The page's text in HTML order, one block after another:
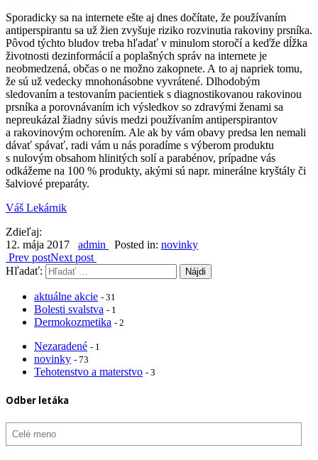
Sporadicky sa na internete ešte aj dnes dočítate, že používaním
antiperspirantu sa už žien zvyšuje riziko rozvinutia rakoviny prsníka.
Pôvod týchto bludov treba hľadať v minulom storočí a keďže dĺžka
životnosti dezinformácií a poplašných správ na internete je
neobmedzená, občas o ne možno zakopnete. A to aj napriek tomu,
že sú už vedecky mnohonásobne vyvrátené. Dlhodobým
sledovaním a testovaním pacientiek s diagnostikovanou rakovinou
prsníka a porovnávaním ich výsledkov so zdravými ženami sa
nepreukázal žiadny súvis medzi používaním antiperspirantov
a rakovinovým ochorením. Ale ak by vám obavy predsa len nemali
dávať spávať, radi vám u nás poradíme s výberom produktu
s nulovým obsahom hlinitých solí a parabénov, prípadne vás
odkážeme na 100 % produkty, akými sú napr. minerálne kryštály či
šalviové preparáty.
Váš Lekárnik
Zdieľaj:
12. mája 2017
admin Posted in: novinky
Prev postNext post
Hľadať:
aktuálne akcie - 31
Bolesti svalstva - 1
Dermokozmetika - 2
Nezaradené - 1
novinky - 73
Tehotenstvo a materstvo - 3
Odber letáka